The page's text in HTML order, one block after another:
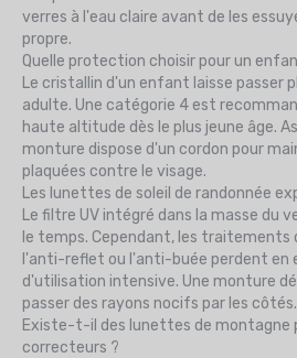
verres à l'eau claire avant de les
propre.
Quelle protection choisir pour un
Le cristallin d'un enfant laisse passer
adulte. Une catégorie 4 est
haute altitude dès le plus jeune âge.
monture dispose d'un cordon pour
plaquées contre le visage.
Les lunettes de soleil de randonnée
Le filtre UV intégré dans la masse du
le temps. Cependant, les traitements
l'anti-reflet ou l'anti-buée perdent en
d'utilisation intensive. Une monture
passer des rayons nocifs par les côtés.
Existe-t-il des lunettes de montagne
correcteurs ?